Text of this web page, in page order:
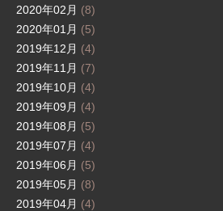
2020年02月 (8)
2020年01月 (5)
2019年12月 (4)
2019年11月 (7)
2019年10月 (4)
2019年09月 (4)
2019年08月 (5)
2019年07月 (4)
2019年06月 (5)
2019年05月 (8)
2019年04月 (4)